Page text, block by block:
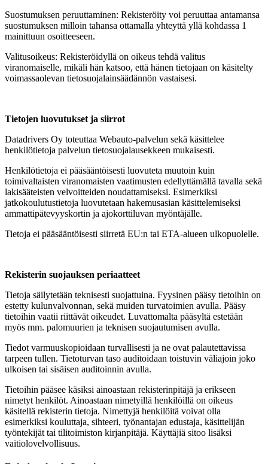
Suostumuksen peruuttaminen: Rekisteröity voi peruuttaa antamansa
suostumuksen milloin tahansa ottamalla yhteyttä yllä kohdassa 1
mainittuun osoitteeseen.
Valitusoikeus: Rekisteröidyllä on oikeus tehdä valitus
viranomaiselle, mikäli hän katsoo, että hänen tietojaan on käsitelty
voimassaolevan tietosuojalainsäädännön vastaisesi.
Tietojen luovutukset ja siirrot
Datadrivers Oy toteuttaa Webauto-palvelun sekä käsittelee
henkilötietoja palvelun tietosuojalausekkeen mukaisesti.
Henkilötietoja ei pääsääntöisesti luovuteta muutoin kuin
toimivaltaisten viranomaisten vaatimusten edellyttämällä tavalla sekä
lakisääteisten velvoitteiden noudattamiseksi. Esimerkiksi
jatkokoulutustietoja luovutetaan hakemusasian käsittelemiseksi
ammattipätevyyskortin ja ajokorttiluvan myöntäjälle.
Tietoja ei pääsääntöisesti siirretä EU:n tai ETA-alueen ulkopuolelle.
Rekisterin suojauksen periaatteet
Tietoja säilytetään teknisesti suojattuina. Fyysinen pääsy tietoihin on
estetty kulunvalvonnan, sekä muiden turvatoimien avulla. Pääsy
tietoihin vaatii riittävät oikeudet. Luvattomalta pääsyltä estetään
myös mm. palomuurien ja teknisen suojautumisen avulla.
Tiedot varmuuskopioidaan turvallisesti ja ne ovat palautettavissa
tarpeen tullen. Tietoturvan taso auditoidaan toistuvin väliajoin joko
ulkoisen tai sisäisen auditoinnin avulla.
Tietoihin pääsee käsiksi ainoastaan rekisterinpitäjä ja erikseen
nimetyt henkilöt. Ainoastaan nimetyillä henkilöillä on oikeus
käsitellä rekisterin tietoja. Nimettyjä henkilöitä voivat olla
esimerkiksi kouluttaja, sihteeri, työnantajan edustaja, käsittelijän
työntekijät tai tilitoimiston kirjanpitäjä. Käyttäjiä sitoo lisäksi
vaitiolovelvollisuus.